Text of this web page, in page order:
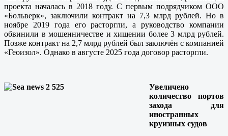
проекта началась в 2018 году. С первым подрядчиком ООО
«Больверк», заключили контракт на 7,3 млрд рублей. Но в
ноябре 2019 года его расторгли, а руководство компании
обвинили в мошенничестве и хищении более 3 млрд рублей.
Позже контракт на 2,7 млрд рублей был заключён с компанией
«Геоизол». Однако в августе 2025 года договор расторгли.
Увеличено
количество портов
захода для
иностранных
круизных судов